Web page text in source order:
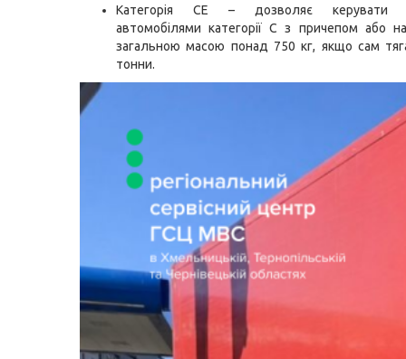
Категорія CЕ –дозволяє керувати
автомобілями категорії С з причепом або
загальною масою понад 750 кг, якщо сам
тонни.